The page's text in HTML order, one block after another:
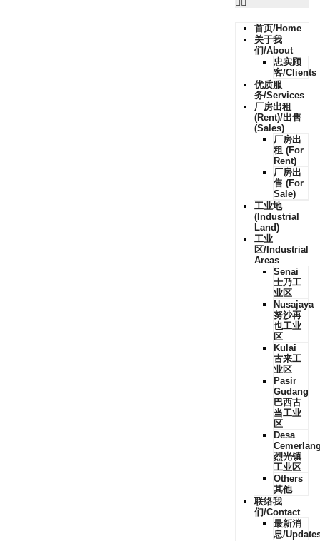
首页/Home
关于我
们/About
忠实顾
客/Clients
优质服
务/Services
厂房出租
(Rent)/出售
(Sales)
厂房出
租 (For
Rent)
厂房出
售 (For
Sale)
工业地
(Industrial
Land)
工业
区/Industrial
Areas
Senai
士乃工
业区
Nusajaya
努沙再
也工业
区
Kulai
古来工
业区
Pasir
Gudang
巴西古
当工业
区
Desa
烈光镇
工业区
Others
其他
联络我
们/Contact
最新消
息/